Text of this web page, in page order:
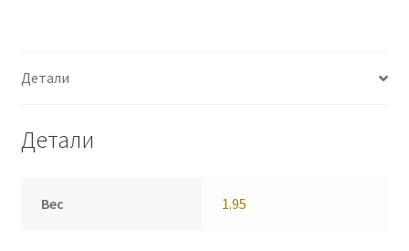
Детали
Детали
Вес 1.95